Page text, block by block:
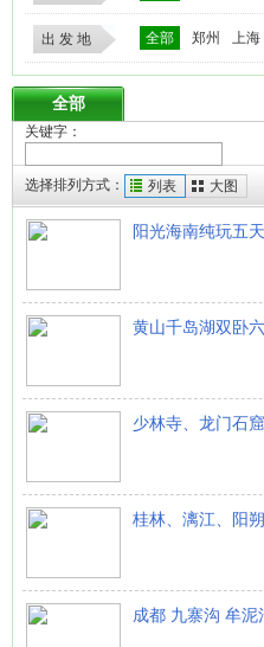
出 发 地 全部 郑州 上海
全部
关键字：
选择排列方式： 列表 大图
阳光海南纯玩五天
黄山千岛湖双卧
少林寺、龙门石
桂林、漓江、阳
成都 九寨沟 牟泥